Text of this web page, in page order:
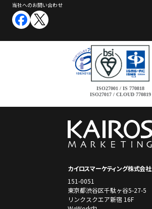
カイロスマーケティング株式会社
151-0051
東京都渋谷区千駄ヶ谷5-27-5
リンクスクエア新宿 16F
ISO27001 / IS 770818
ISO27017 / CLOUD 770819
当社へのお問い合わせ